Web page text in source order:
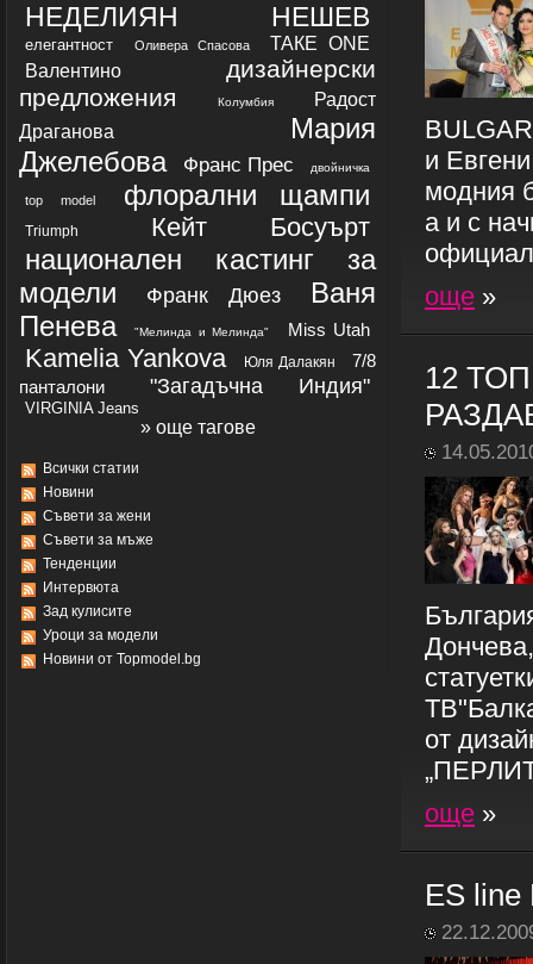
НЕДЕЛИЯН НЕШЕВ
елегантност Оливера Спасова
ТАКЕ ОNE
Валентино
дизайнерски
предложения
Колумбия
Радост
Драганова
Мария
Джелебова
Франс Прес двойничка
top model флорални щампи
Triumph Кейт Босуърт
национален кастинг за
модели
Франк Дюез
Ваня
Пенева
"Мелинда и Мелинда" Miss Utah
Kamelia Yankova Юля Далакян
7/8
панталони
"Загадъчна Индия"
VIRGINIA Jeans
» още тагове
Всички статии
Новини
Съвети за жени
Съвети за мъже
Тенденции
Интервюта
Зад кулисите
Уроци за модели
Новини от Topmodel.bg
и
модния
а и с
още »
12
от
още »
ES